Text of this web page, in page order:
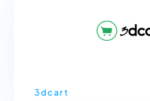
3dcart